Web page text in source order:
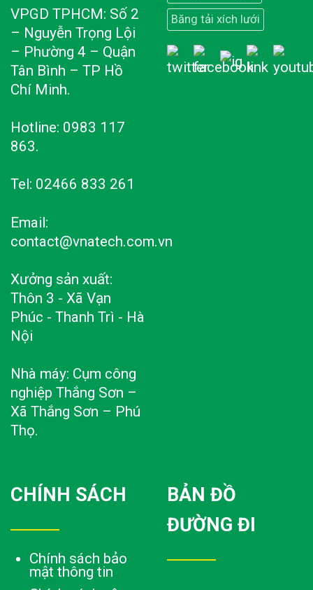
VPGD TPHCM: Số 2
– Nguyễn Trọng Lội
– Phường 4 – Quận
Tân Bình – TP Hồ
Chí Minh.
Hotline: 0983 117
863.
Tel: 02466 833 261
Email:
contact@vnatech.com.vn
Xưởng sản xuất:
Thôn 3 - Xã Vạn
Phúc - Thanh Trì - Hà
Nội
Nhà máy: Cụm công
nghiệp Thắng Sơn –
Xã Thắng Sơn – Phú
Thọ.
Băng tải xích lưới
CHÍNH SÁCH
Chính sách bảo
mật thông tin
BẢN ĐỒ
ĐƯỜNG ĐI